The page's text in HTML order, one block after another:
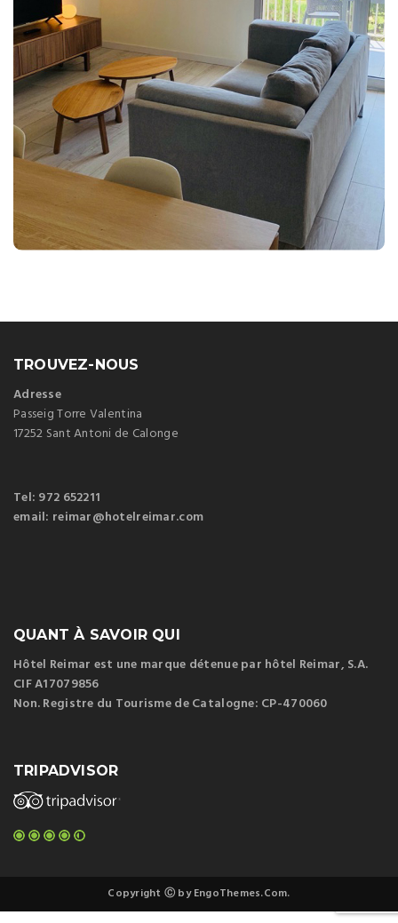
Splendide logement, tout neuf et meublé dans le style
des années 60 avec vue sur la mer.
Caractéristiques: Spacieux studio d’une pièce avec
cuisine-salle à manger avec kitchenette entièrement
équipée. 2 terrasses avec vue spectaculaire sur la baie
de Palamós et Camí de Ronda, coffre-fort,
climatisation, TV, téléphone, wi-fi
Superficie: 45 m2 utiles plus 15 m2 de terrasse
TROUVEZ-NOUS
Adresse
Passeig Torre Valentina
17252 Sant Antoni de Calonge
Tel: 972 652211
email: reimar@hotelreimar.com
QUANT À SAVOIR QUI
Hôtel Reimar est une marque détenue par hôtel Reimar, S.A.
CIF A17079856
Non. Registre du Tourisme de Catalogne: CP-470060
TRIPADVISOR
Copyright Ⓒ by EngoThemes.Com.